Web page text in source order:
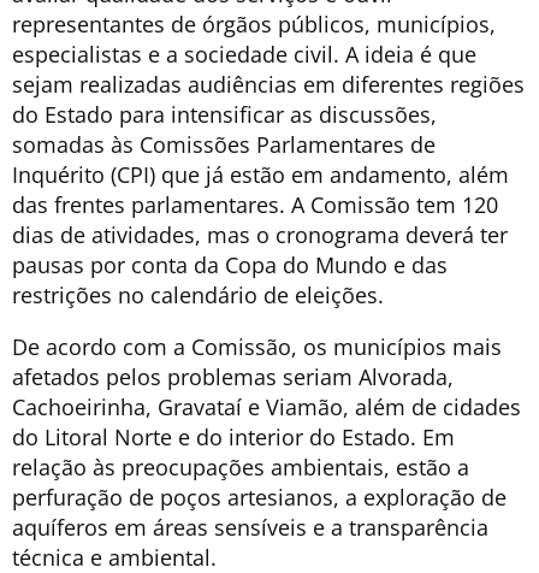
representantes de órgãos públicos, municípios,
especialistas e a sociedade civil. A ideia é que
sejam realizadas audiências em diferentes regiões
do Estado para intensificar as discussões,
somadas às Comissões Parlamentares de
Inquérito (CPI) que já estão em andamento, além
das frentes parlamentares. A Comissão tem 120
dias de atividades, mas o cronograma deverá ter
pausas por conta da Copa do Mundo e das
restrições no calendário de eleições.
De acordo com a Comissão, os municípios mais
afetados pelos problemas seriam Alvorada,
Cachoeirinha, Gravataí e Viamão, além de cidades
do Litoral Norte e do interior do Estado. Em
relação às preocupações ambientais, estão a
perfuração de poços artesianos, a exploração de
aquíferos em áreas sensíveis e a transparência
técnica e ambiental.